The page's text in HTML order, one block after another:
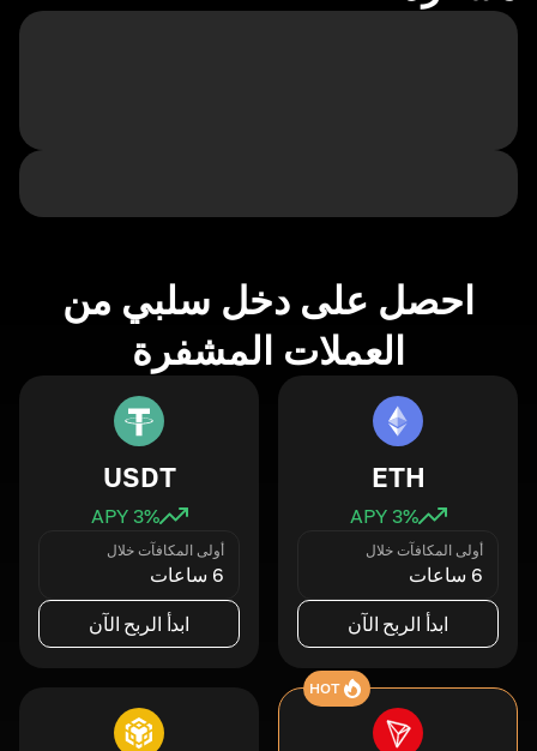
احصل على دخل سلبي من
العملات المشفرة
ETH
3% APY
أولى المكافآت خلال
6 ساعات
ابدأ الربح الآن
USDT
3% APY
أولى المكافآت خلال
6 ساعات
ابدأ الربح الآن
HOT